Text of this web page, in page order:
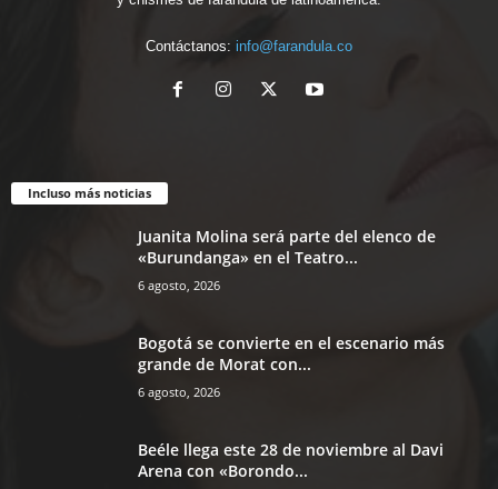
Contáctanos: info@farandula.co
Incluso más noticias
Juanita Molina será parte del elenco de
«Burundanga» en el Teatro...
6 agosto, 2026
Bogotá se convierte en el escenario más
grande de Morat con...
6 agosto, 2026
Beéle llega este 28 de noviembre al Davi
Arena con «Borondo...